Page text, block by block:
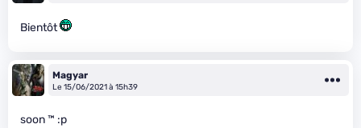
Bientôt
Magyar
Le 15/06/2021 à 15h39
soon ™ :p